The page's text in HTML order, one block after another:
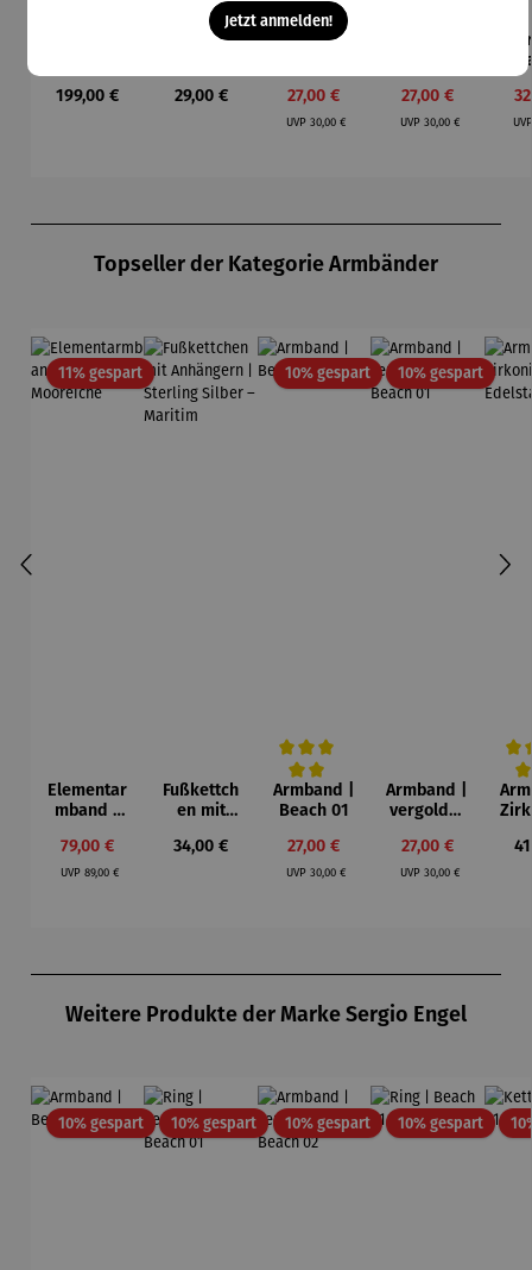
| 333
Gelbgold
Regulärer Preis:
199,00 €
Ohrstecke
Regulärer Preis:
29,00 €
Ohrring |
Verkaufspreis:
27,00 €
UVPRegulärer Preis:
30,00 €
–
vergoldet
Verkaufspreis:
27,00 €
UVP Regulärer Preis:
30,00 €
Topseller der Kategorie Armbänder
11% gespartRabatt
Elementar
mband |
Mooreiche
Verkaufspreis:
79,00 €
UVPRegulärer Preis:
89,00 €
Fußkettch
en mit
n |
Regulärer Preis:
34,00 €
10% gespartRabatt
Durchschnittliche Bewertung von 5
Armband |
Beach 01
Verkaufspreis:
27,00 €
UVPRegulärer Preis:
30,00 €
10% gespartRabatt
Armband |
vergoldet
Verkaufspreis:
27,00 €
UVP Regulärer Preis:
30,00 €
Weitere Produkte der Marke Sergio Engel
10% gespartRabatt10% gespartRabatt10% gespartRabatt10% gespartRabatt
Jetzt anmelden!